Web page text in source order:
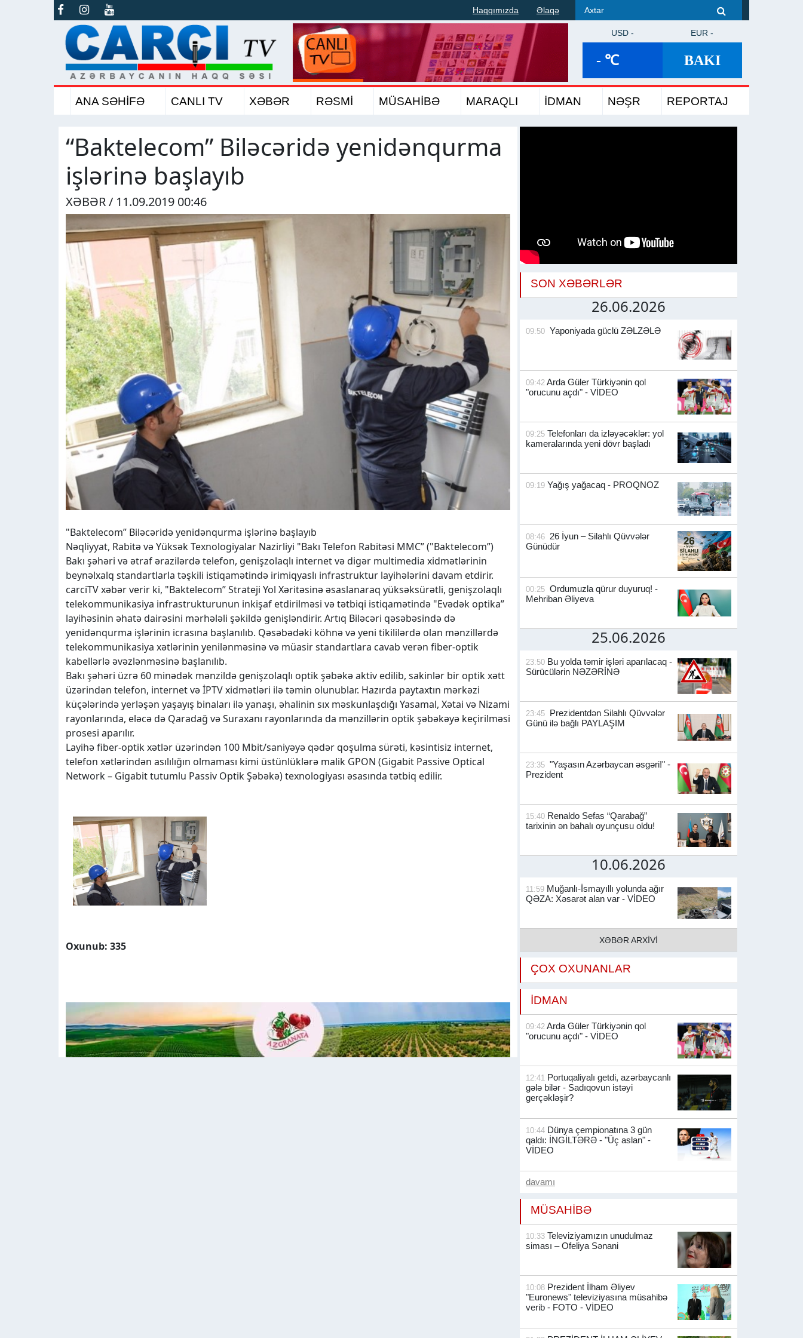
Haqqımızda Əlaqə
USD -
- ℃
EUR -
BAKI
ANA SƏHİFƏ CANLI TV XƏBƏR RƏSMİ MÜSAHİBƏ MARAQLI İDMAN NƏŞR REPORTAJ
“Baktelecom” Biləcəridə yenidənqurma
işlərinə başlayıb
XƏBƏR / 11.09.2019 00:46
"Baktelecom” Biləcəridə yenidənqurma işlərinə başlayıb
Nəqliyyat, Rabitə və Yüksək Texnologiyalar Nazirliyi "Bakı Telefon Rabitəsi MMC” ("Baktelecom”)
Bakı şəhəri və ətraf ərazilərdə telefon, genişzolaqlı internet və digər multimedia xidmətlərinin
beynəlxalq standartlarla təşkili istiqamətində irimiqyaslı infrastruktur layihələrini davam etdirir.
carciTV xəbər verir ki, "Baktelecom” Strateji Yol Xəritəsinə əsaslanaraq yüksəksürətli, genişzolaqlı
telekommunikasiya infrastrukturunun inkişaf etdirilməsi və tətbiqi istiqamətində "Evədək optika”
layihəsinin əhatə dairəsini mərhələli şəkildə genişləndirir. Artıq Biləcəri qəsəbəsində də
yenidənqurma işlərinin icrasına başlanılıb. Qəsəbədəki köhnə və yeni tikililərdə olan mənzillərdə
telekommunikasiya xətlərinin yenilənməsinə və müasir standartlara cavab verən fiber-optik
kabellərlə əvəzlənməsinə başlanılıb.
Bakı şəhəri üzrə 60 minədək mənzildə genişzolaqlı optik şəbəkə aktiv edilib, sakinlər bir optik xətt
üzərindən telefon, internet və İPTV xidmətləri ilə təmin olunublar. Hazırda paytaxtın mərkəzi
küçələrində yerləşən yaşayış binaları ilə yanaşı, əhalinin sıx məskunlaşdığı Yasamal, Xətai və Nizami
rayonlarında, eləcə də Qaradağ və Suraxanı rayonlarında da mənzillərin optik şəbəkəyə keçirilməsi
prosesi aparılır.
Layihə fiber-optik xətlər üzərindən 100 Mbit/saniyəyə qədər qoşulma sürəti, kəsintisiz internet,
telefon xətlərindən asılılığın olmaması kimi üstünlüklərə malik GPON (Gigabit Passive Optical
Network – Gigabit tutumlu Passiv Optik Şəbəkə) texnologiyası əsasında tətbiq edilir.
Oxunub: 335
SON XƏBƏRLƏR
26.06.2026
09:50 Yaponiyada güclü ZƏLZƏLƏ
09:42 Arda Güler Türkiyənin qol
"orucunu açdı" - VİDEO
09:25 Telefonları da izləyəcəklər: yol
kameralarında yeni dövr başladı
09:19 Yağış yağacaq - PROQNOZ
08:46 26 İyun – Silahlı Qüvvələr
Günüdür
00:25 Ordumuzla qürur duyuruq! -
Mehriban Əliyeva
25.06.2026
23:50 Bu yolda təmir işləri aparılacaq -
Sürücülərin NƏZƏRİNƏ
23:45 Prezidentdən Silahlı Qüvvələr
Günü ilə bağlı PAYLAŞIM
23:35 "Yaşasın Azərbaycan əsgəri!" -
Prezident
15:40 Renaldo Sefas “Qarabağ”
tarixinin ən bahalı oyunçusu oldu!
10.06.2026
11:59 Muğanlı-İsmayıllı yolunda ağır
QƏZA: Xəsarət alan var - VİDEO
XƏBƏR ARXİVİ
ÇOX OXUNANLAR
İDMAN
09:42 Arda Güler Türkiyənin qol
"orucunu açdı" - VİDEO
12:41 Portuqaliyalı getdi, azərbaycanlı
gələ bilər - Sadıqovun istəyi
gerçəkləşir?
10:44 Dünya çempionatına 3 gün
qaldı: İNGİLTƏRƏ - "Üç aslan" -
VİDEO
davamı
MÜSAHİBƏ
10:33 Televiziyamızın unudulmaz
siması – Ofeliya Sənani
10:08 Prezident İlham Əliyev
"Euronews" televiziyasına müsahibə
verib - FOTO - VİDEO